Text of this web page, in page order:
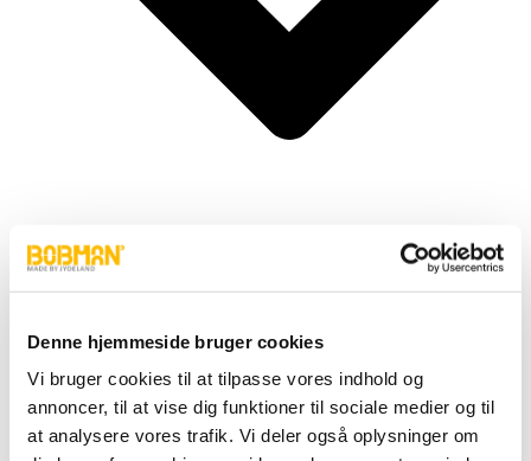
Denne hjemmeside bruger cookies
Vi bruger cookies til at tilpasse vores indhold og
annoncer, til at vise dig funktioner til sociale medier og til
at analysere vores trafik. Vi deler også oplysninger om
Pumper
Slanger
Ventiler
Hjul & Dæk
Elektronik & Transmission
Karosseri & Beslag mm.